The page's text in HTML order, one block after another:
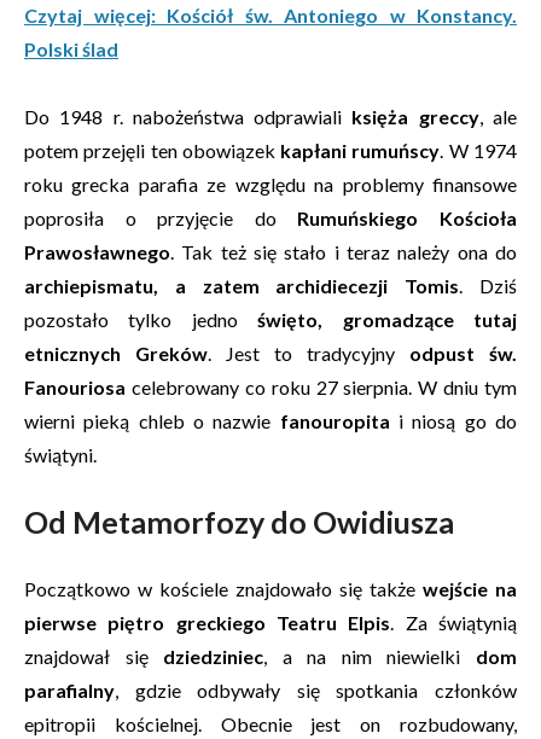
Czytaj więcej: Kościół św. Antoniego w Konstancy.
Polski ślad
Do 1948 r. nabożeństwa odprawiali księża greccy, ale
potem przejęli ten obowiązek kapłani rumuńscy. W 1974
roku grecka parafia ze względu na problemy finansowe
poprosiła o przyjęcie do Rumuńskiego Kościoła
Prawosławnego. Tak też się stało i teraz należy ona do
archiepismatu, a zatem archidiecezji Tomis. Dziś
pozostało tylko jednoświęto, gromadzące tutaj
etnicznych Greków. Jest to tradycyjny odpust św.
Fanouriosa celebrowany co roku 27 sierpnia. W dniu tym
wierni pieką chleb o nazwie fanouropita i niosą go do
świątyni.
Od Metamorfozy do Owidiusza
Początkowo w kościele znajdowało się także wejście na
pierwse piętro greckiego Teatru Elpis. Za świątynią
znajdował się dziedziniec, a na nim niewielki dom
parafialny, gdzie odbywały się spotkania członków
epitropii kościelnej. Obecnie jest on rozbudowany,